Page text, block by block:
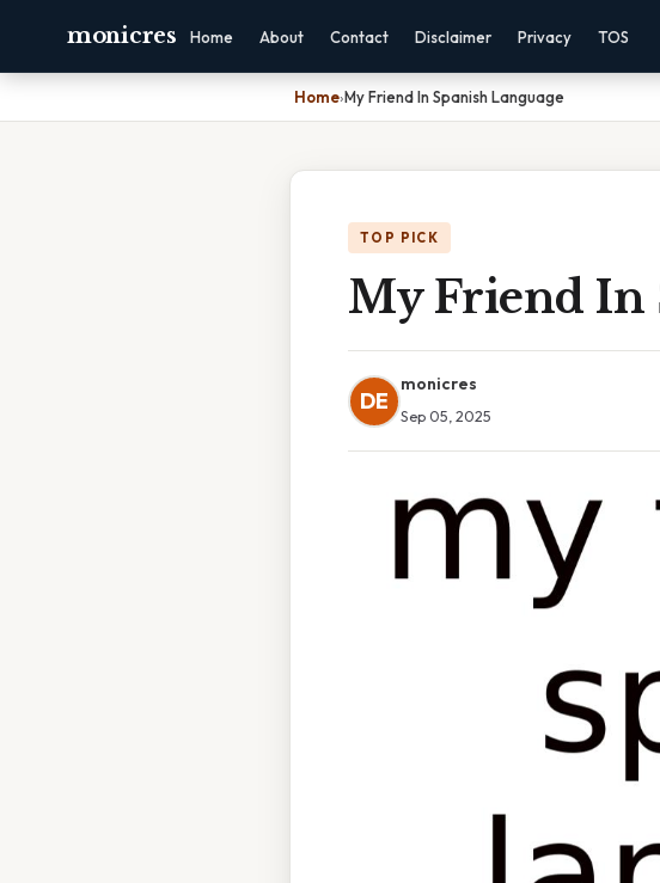
monicres Home About Contact Disclaimer Privacy TOS
Home›My Friend In Spanish Language
TOP PICK
My Friend In
DE
monicres
Sep 05, 2025